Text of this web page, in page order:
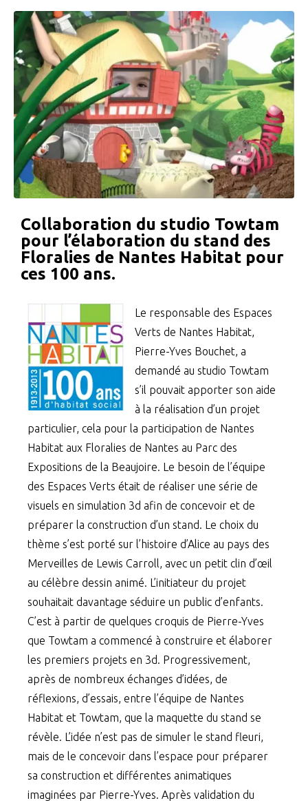
Collaboration du studio Towtam
pour l’élaboration du stand des
Floralies de Nantes Habitat pour
ces 100 ans.
Le responsable des Espaces
Verts de Nantes Habitat,
Pierre-Yves Bouchet, a
demandé au studio Towtam
s’il pouvait apporter son aide
à la réalisation d’un projet
particulier, cela pour la participation de Nantes
Habitat aux Floralies de Nantes au Parc des
Expositions de la Beaujoire. Le besoin de l’équipe
des Espaces Verts était de réaliser une série de
visuels en simulation 3d afin de concevoir et de
préparer la construction d’un stand. Le choix du
thème s’est porté sur l’histoire d’Alice au pays des
Merveilles de Lewis Carroll, avec un petit clin d’œil
au célèbre dessin animé. L’initiateur du projet
souhaitait davantage séduire un public d’enfants.
C’est à partir de quelques croquis de Pierre-Yves
que Towtam a commencé à construire et élaborer
les premiers projets en 3d. Progressivement,
après de nombreux échanges d’idées, de
réflexions, d’essais, entre l’équipe de Nantes
Habitat et Towtam, que la maquette du stand se
révèle. L’idée n’est pas de simuler le stand fleuri,
mais de le concevoir dans l’espace pour préparer
sa construction et différentes animatiques
imaginées par Pierre-Yves. Après validation du